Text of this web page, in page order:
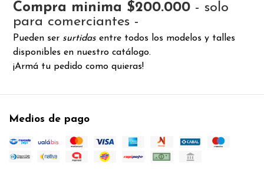
Compra minima $200.000 - solo
para comerciantes -
Pueden ser surtidasentre todos los modelos y talles
disponibles en nuestro catálogo.
¡Armá tu pedido como quieras!
Medios de pago